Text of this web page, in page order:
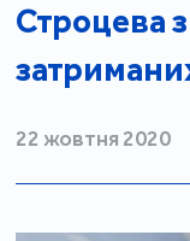
Строцева
22 жовтня 2020